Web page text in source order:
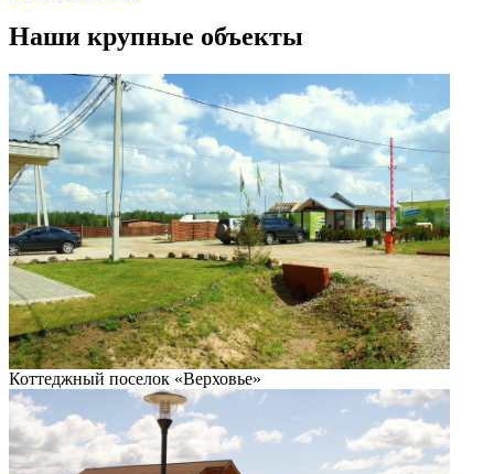
Наши крупные объекты
Коттеджный поселок «Верховье»